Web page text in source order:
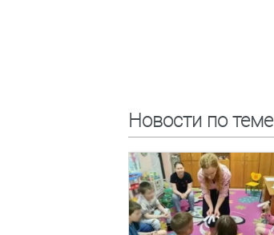
Новости по теме